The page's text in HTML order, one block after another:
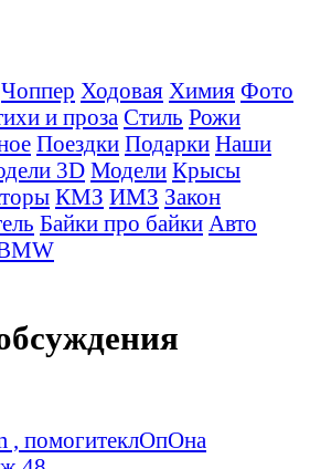
Чоппер Ходовая Химия Фото
и проза Стиль Рожи
Поездки Подарки Наши
3D Модели Крысы
КМЗ ИМЗ Закон
Байки про байки Авто
, помогитеклОпОна